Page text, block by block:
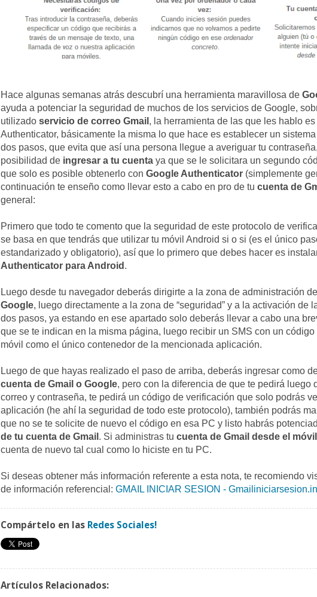
Hace algunas semanas atrás descubrí una herramienta maravillosa de
ayuda a potenciar la seguridad de muchos de los servicios de Google,
utilizado servicio de correo Gmail , la herramienta de las que les hablo
Authenticator, básicamente la misma lo que hace es establecer un
dos pasos, que evita que así una persona llegue a averiguar tu
posibilidad de ingresar a tu cuenta ya que se le solicitara un segundo
que solo es posible obtenerlo con Google Authenticator (simplemente
continuación te enseño como llevar esto a cabo en pro de tu cuenta de
general:
Primero que todo te comento que la seguridad de este protocolo de
se basa en que tendrás que utilizar tu móvil Android si o si (es el único
estandarizado y obligatorio), así que lo primero que debes hacer es
Authenticator para Android .
Luego desde tu navegador deberás dirigirte a la zona de administración
Google, luego directamente a la zona de “seguridad” y a la activación de
dos pasos, ya estando en ese apartado solo deberás llevar a cabo una
que se te indican en la misma página, luego recibir un SMS con un código
móvil como el único contenedor de la mencionada aplicación.
Luego de que hayas realizado el paso de arriba, deberás ingresar como
cuenta de Gmail o Google, pero con la diferencia de que te pedirá luego
correo y contraseña, te pedirá un código de verificación que solo podrás
aplicación (he ahí la seguridad de todo este protocolo), también podrás
que no se te solicite de nuevo el código en esa PC y listo habrás
de tu cuenta de Gmail . Si administras tu cuenta de Gmail desde el móvil
cuenta de nuevo tal cual como lo hiciste en tu PC.
Si deseas obtener más información referente a esta nota, te recomiendo
de información referencial: GMAIL INICIAR SESION -
Compártelo en las Redes Sociales!
Artículos Relacionados: